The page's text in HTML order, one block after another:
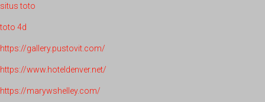
situs toto
toto 4d
https://gallery.pustovit.com/
https://www.hoteldenver.net/
https://marywshelley.com/